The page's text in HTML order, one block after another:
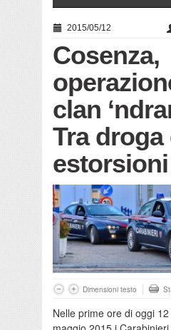
2015/05/12
Cosenza,
clan
Tra droga
estorsioni
Dimensioni testo
Nelle prime ore di oggi 12